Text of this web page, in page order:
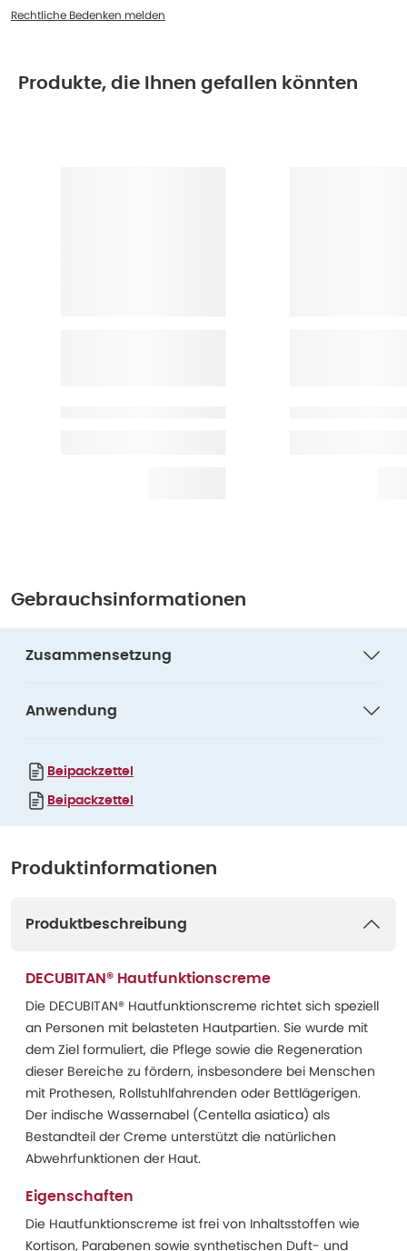
Rechtliche Bedenken melden
Produkte, die Ihnen gefallen könnten
Gebrauchsinformationen
Zusammensetzung
Anwendung
Beipackzettel
Beipackzettel
Produktinformationen
Produktbeschreibung
DECUBITAN® Hautfunktionscreme
Die DECUBITAN® Hautfunktionscreme richtet sich speziell
an Personen mit belasteten Hautpartien. Sie wurde mit
dem Ziel formuliert, die Pflege sowie die Regeneration
dieser Bereiche zu fördern, insbesondere bei Menschen
mit Prothesen, Rollstuhlfahrenden oder Bettlägerigen.
Der indische Wassernabel (Centella asiatica) als
Bestandteil der Creme unterstützt die natürlichen
Abwehrfunktionen der Haut.
Eigenschaften
Die Hautfunktionscreme ist frei von Inhaltsstoffen wie
Kortison, Parabenen sowie synthetischen Duft- und